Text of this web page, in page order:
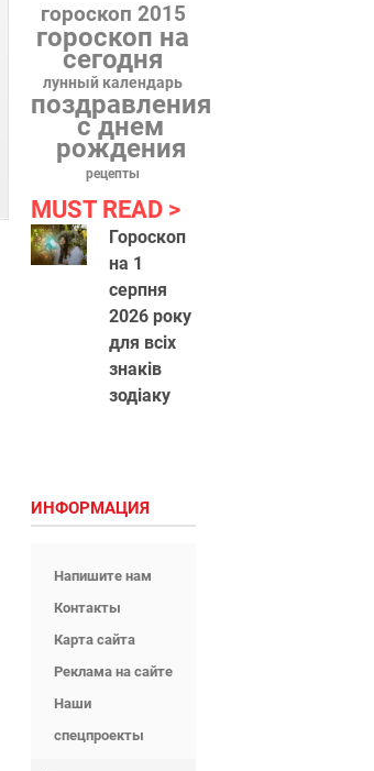
гороскоп 2015
гороскоп на
сегодня
лунный календарь
поздравления
с днем
рождения
рецепты
MUST READ
Гороскоп
на 1
серпня
2026 року
для всіх
знаків
зодіаку
ИНФОРМАЦИЯ
Напишите нам
Контакты
Карта сайта
Реклама на сайте
Наши
спецпроекты